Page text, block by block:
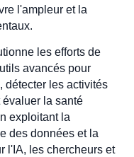
l'ampleur et la
les efforts de
avancés pour
détecter les activités
la santé
exploitant la
des données et la
l'IA, les chercheurs et